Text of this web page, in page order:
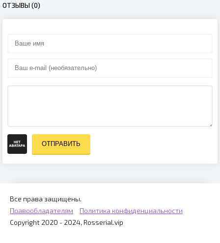
ОТЗЫВЫ (0)
ОТПРАВИТЬ
Все права защищены.
Правообладателям
Политика конфиденциальности
Copyright 2020 - 2024, Rosserial.vip